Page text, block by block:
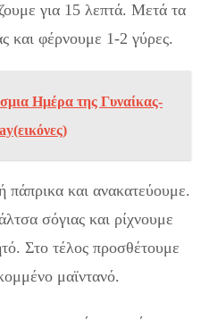
για 15 λεπτά. Μετά τα
και φέρνουμε 1-2 γύρες.
Ημέρα της Γυναίκας-
πάπρικα και ανακατεύουμε.
σόγιας και ρίχνουμε
Στο τέλος προσθέτουμε
μαϊντανό.